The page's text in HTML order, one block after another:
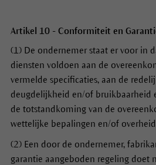
Artikel 10 - Conformiteit en
(1) De ondernemer staat er voor in
diensten voldoen aan de
vermelde specificaties, aan de
deugdelijkheid en/of bruikbaarheid
de totstandkoming van de
wettelijke bepalingen en/of
(2) Een door de ondernemer,
garantie aangeboden regeling doet